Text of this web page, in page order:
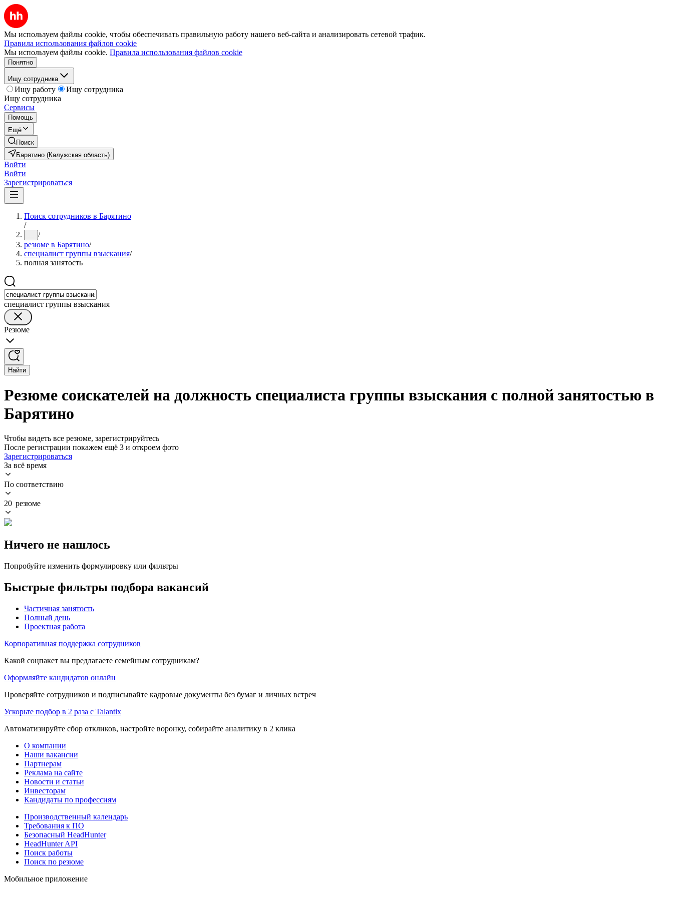
Мы используем файлы cookie, чтобы обеспечивать правильную работу нашего веб-сайта и анализировать сетевой трафик.
Правила использования файлов cookie
Мы используем файлы cookie. Правила использования файлов cookie
Понятно
Ищу сотрудника
Ищу работу
Ищу сотрудника
Ищу сотрудника
Сервисы
Помощь
Ещё
Поиск
Барятино (Калужская область)
Войти
Войти
Зарегистрироваться
Поиск сотрудников в Барятино
/
... /
резюме в Барятино/
специалист группы взыскания/
полная занятость
специалист группы взыскания
Резюме
Найти
Резюме соискателей на должность специалиста группы взыскания с полной занятостью в
Барятино
Чтобы видеть все резюме, зарегистрируйтесь
После регистрации покажем ещё 3 и откроем фото
Зарегистрироваться
За всё время
По соответствию
20 резюме
Ничего не нашлось
Попробуйте изменить формулировку или фильтры
Быстрые фильтры подбора вакансий
Частичная занятость
Полный день
Проектная работа
Корпоративная поддержка сотрудников
Какой соцпакет вы предлагаете семейным сотрудникам?
Оформляйте кандидатов онлайн
Проверяйте сотрудников и подписывайте кадровые документы без бумаг и личных встреч
Ускорьте подбор в 2 раза с Talantix
Автоматизируйте сбор откликов, настройте воронку, собирайте аналитику в 2 клика
О компании
Наши вакансии
Партнерам
Реклама на сайте
Новости и статьи
Инвесторам
Кандидаты по профессиям
Производственный календарь
Требования к ПО
Безопасный HeadHunter
HeadHunter API
Поиск работы
Поиск по резюме
Мобильное приложение